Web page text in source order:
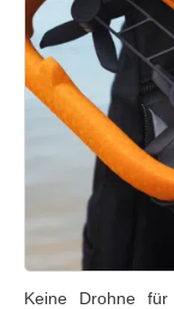
Keine Drohne